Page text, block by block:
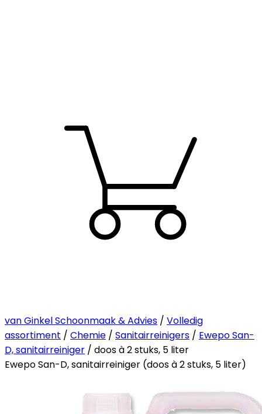
van Ginkel Schoonmaak & Advies / Volledig
assortiment / Chemie / Sanitairreinigers / Ewepo San-
D, sanitairreiniger / doos à 2 stuks, 5 liter
Ewepo San-D, sanitairreiniger (doos à 2 stuks, 5 liter)